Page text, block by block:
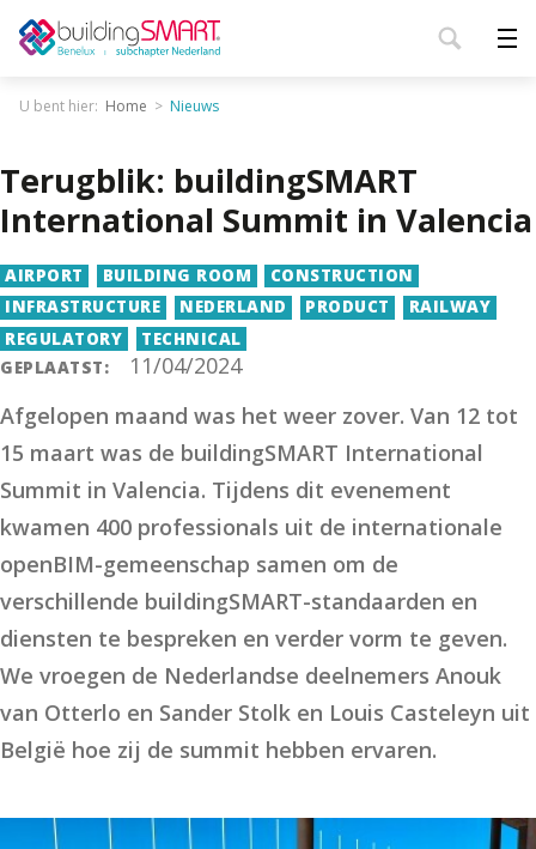
U bent hier: Home Nieuws
Terugblik: buildingSMART
International Summit in Valencia
AIRPORT BUILDING ROOM
CONSTRUCTION
INFRASTRUCTURE
NEDERLAND PRODUCT
RAILWAY
REGULATORY
TECHNICAL
GEPLAATST:
11/04/2024
Afgelopen maand was het weer zover. Van 12 tot
15 maart was de buildingSMART International
Summit in Valencia. Tijdens dit evenement
kwamen 400 professionals uit de internationale
openBIM-gemeenschap samen om de
verschillende buildingSMART-standaarden en
diensten te bespreken en verder vorm te geven.
We vroegen de Nederlandse deelnemers Anouk
van Otterlo en Sander Stolk en Louis Casteleyn uit
België hoe zij de summit hebben ervaren.